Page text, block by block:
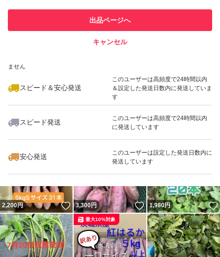
での取引実績があります
ません
スピード＆安心発送
このユーザーは高頻度で24時間以内
＆設定した発送日数内に発送していま
す
スピード発送
このユーザーは高頻度で24時間以内
に発送しています
安心発送
このユーザーは設定した発送日数内に
発送しています
出品ページへ
キャンセル
いいね！
2,300
2,200円 いいね！
3,300円 いいね！
1,980円
最大10%対象